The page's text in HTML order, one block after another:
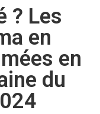
? Les
en
en
du